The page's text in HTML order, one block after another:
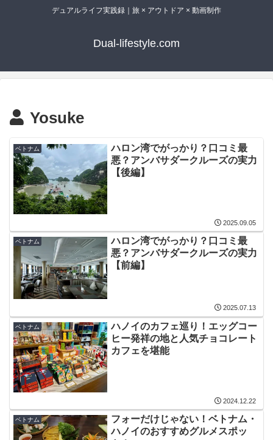
デュアルライフ実践録｜旅 × アウトドア × 動画制作
Dual-lifestyle.com
Yosuke
ベトナム
ハロン湾でがっかり？口コミ最
悪？アンバサダークルーズの実力
【後編】
2025.09.05
ベトナム
ハロン湾でがっかり？口コミ最
悪？アンバサダークルーズの実力
【前編】
2025.07.13
ベトナム
ハノイのカフェ巡り！エッグコー
ヒー発祥の地と人気チョコレート
カフェを堪能
2024.12.22
ベトナム
フォーだけじゃない！ベトナム・
ハノイのおすすめグルメスポッ